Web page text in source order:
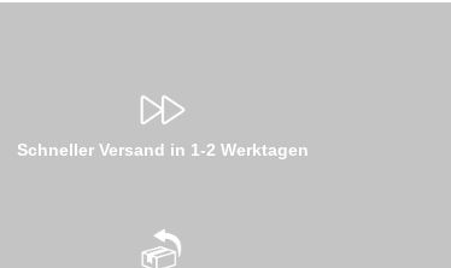
Schneller Versand in 1-2 Werktagen